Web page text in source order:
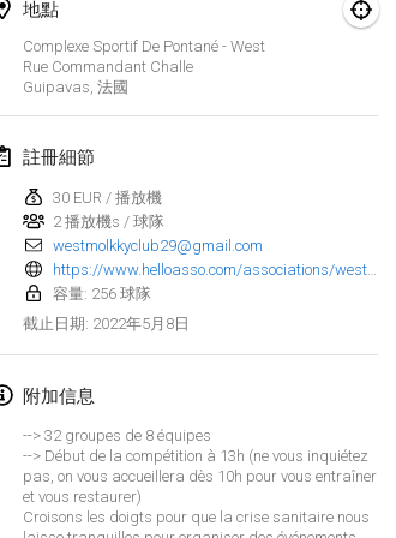
地點
Complexe Sportif De Pontané - West
Rue Commandant Challe
Guipavas 法國
註冊細節
30 EUR / 播放機
2 播放機s / 球隊
westmolkkyclub29@gmail.com
容量: 256 球隊
截止日期: 2022年5月8日
附加信息
--> 32 groupes de 8 équipes
--> Début de la compétition à 13h (ne vous inquiétez
pas, on vous accueillera dès 10h pour vous entraîner
et vous restaurer)
Croisons les doigts pour que la crise sanitaire nous
2022年2月
MS v MÖLKPARKURU
2022年2月4日
TangoMölkky
2022年2月5日|芬蘭
Kohti Kisoja
2022年2月12日 |芬蘭
2022年2月13日
West Indiv Cup
2022年2月19日